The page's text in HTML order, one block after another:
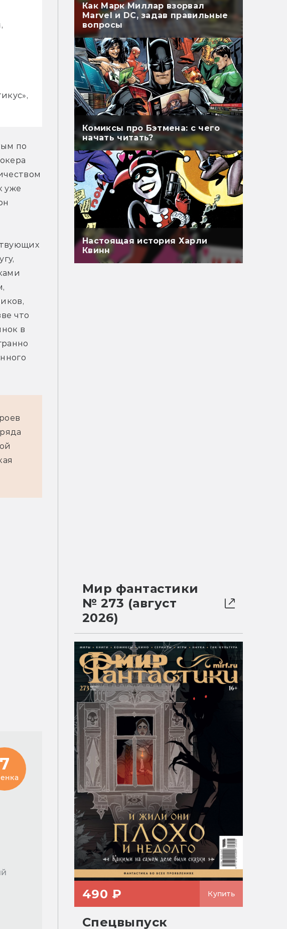
по
уже
что
в
7
Как Марк Миллар взорвал
Marvel и DC, задав правильные
вопросы
Комиксы про Бэтмена: с чего
начать читать?
Настоящая история Харли
Квинн
Мир фантастики
№ 273 (август
2026)
490 ₽ Купить
Спецвыпуск